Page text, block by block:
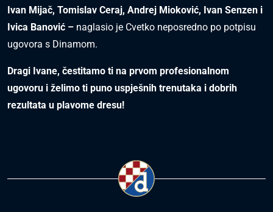
Ivan Mijač, Tomislav Ceraj, Andrej Mioković, Ivan Senzen i
Ivica Banović – naglasio je Cvetko neposredno po potpisu
ugovora s Dinamom.
Dragi Ivane, čestitamo ti na prvom profesionalnom
ugovoru i želimo ti puno uspješnih trenutaka i dobrih
rezultata u plavome dresu!